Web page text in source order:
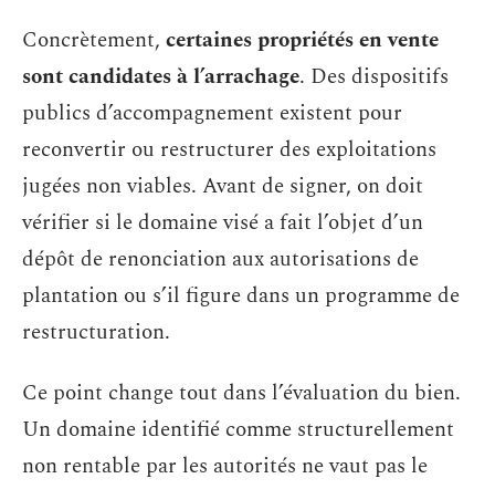
Concrètement, certaines propriétés en vente
sont candidates à l’arrachage. Des dispositifs
publics d’accompagnement existent pour
reconvertir ou restructurer des exploitations
jugées non viables. Avant de signer, on doit
vérifier si le domaine visé a fait l’objet d’un
dépôt de renonciation aux autorisations de
plantation ou s’il figure dans un programme de
restructuration.
Ce point change tout dans l’évaluation du bien.
Un domaine identifié comme structurellement
non rentable par les autorités ne vaut pas le